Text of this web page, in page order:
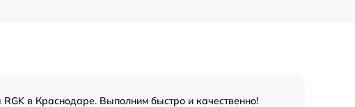
в Краснодаре. Выполним быстро и качественно!